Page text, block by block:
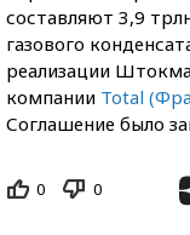
составляют 3,9
газового
реализации
компании Total
Соглашение было
0 0